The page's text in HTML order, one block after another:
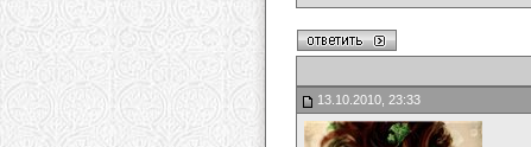
13.10.2010, 23:33